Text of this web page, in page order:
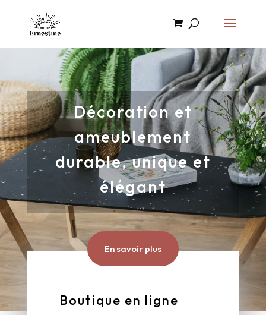
Décoration et
ameublement
durable, unique et
élégant
En savoir plus
Boutique en ligne